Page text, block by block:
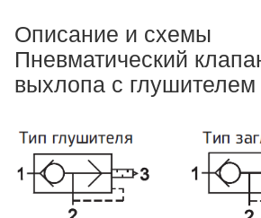
Описание и схемы
Пневматический
выхлопа с глушителем